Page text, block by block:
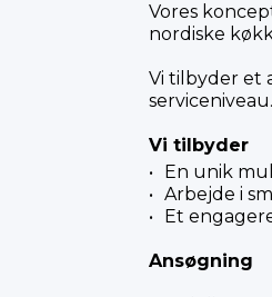
Vores
nordiske
Vi tilbyder et
serviceniveau.
Vi tilbyder
En unik
Arbejde i
Et
Ansøgning